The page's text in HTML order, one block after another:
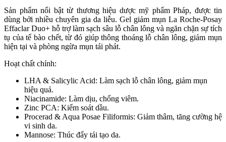
Sản phẩm nổi bật từ thương hiệu dược mỹ phẩm Pháp, được tin
dùng bởi nhiều chuyên gia da liễu. Gel giảm mụn La Roche-Posay
Effaclar Duo+ hỗ trợ làm sạch sâu lỗ chân lông và ngăn chặn sự tích
tụ của tế bào chết, từ đó giúp thông thoáng lỗ chân lông, giảm mụn
hiện tại và phòng ngừa mụn tái phát.
Hoạt chất chính:
LHA & Salicylic Acid: Làm sạch lỗ chân lông, giảm mụn
hiệu quả.
Niacinamide: Làm dịu, chống viêm.
Zinc PCA: Kiểm soát dầu.
Procerad & Aqua Posae Filiformis: Giảm thâm, tăng cường hệ
vi sinh da.
Mannose: Thúc đẩy tái tạo da.